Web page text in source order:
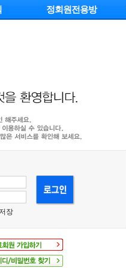
정회원전용방
장